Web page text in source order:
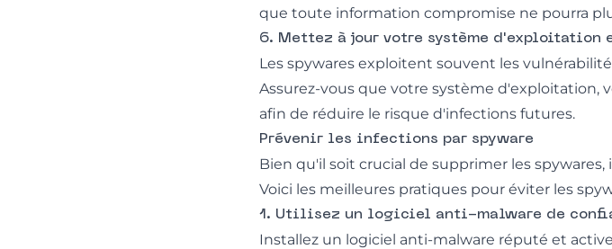
que toute information compromise ne pourra
6. Mettez à jour votre système d'exploitation
Les spywares exploitent souvent les
Assurez-vous que votre système d'exploitation,
afin de réduire le risque d'infections futures.
Prévenir les infections par spyware
Bien qu'il soit crucial de supprimer les
Voici les meilleures pratiques pour éviter les
1. Utilisez un logiciel anti-malware de
Installez un logiciel anti-malware réputé et